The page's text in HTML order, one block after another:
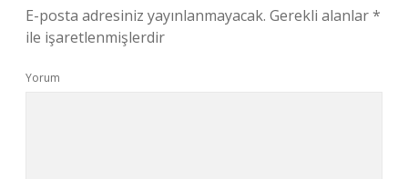
E-posta adresiniz yayınlanmayacak. Gerekli alanlar*
ile işaretlenmişlerdir
Yorum